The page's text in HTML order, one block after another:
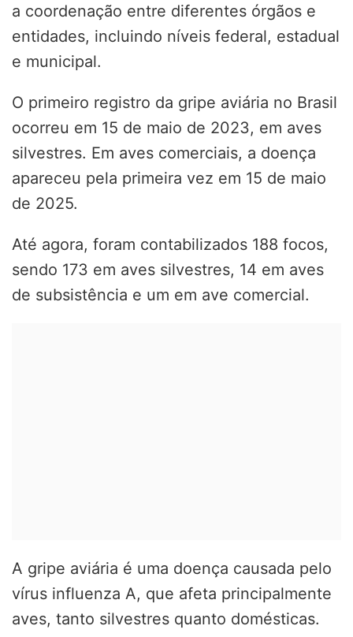
a coordenação entre diferentes órgãos e
entidades, incluindo níveis federal, estadual
e municipal.
O primeiro registro da gripe aviária no Brasil
ocorreu em 15 de maio de 2023, em aves
silvestres. Em aves comerciais, a doença
apareceu pela primeira vez em 15 de maio
de 2025.
Até agora, foram contabilizados 188 focos,
sendo 173 em aves silvestres, 14 em aves
de subsistência e um em ave comercial.
A gripe aviária é uma doença causada pelo
vírus influenza A, que afeta principalmente
aves, tanto silvestres quanto domésticas.